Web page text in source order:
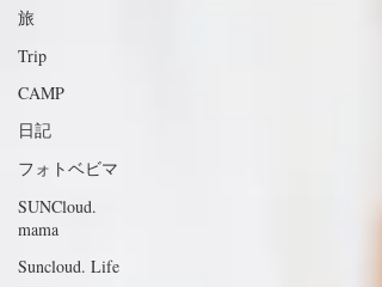
旅
Trip
CAMP
日記
フォトベビマ
SUNCloud.
mama
Suncloud. Life